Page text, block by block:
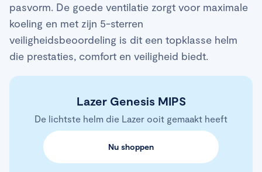
pasvorm. De goede ventilatie zorgt voor maximale
koeling en met zijn 5-sterren
veiligheidsbeoordeling is dit een topklasse helm
die prestaties, comfort en veiligheid biedt.
Lazer Genesis MIPS
De lichtste helm die Lazer ooit gemaakt heeft
Nu shoppen